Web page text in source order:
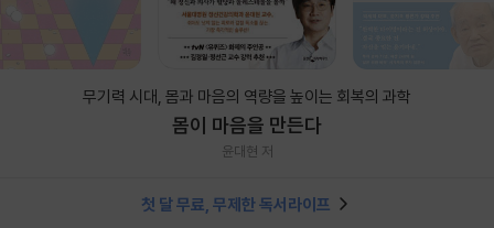
무기력 시대, 몸과 마음의 역량을 높이는 회복의 과학
몸이 마음을 만든다
윤대현 저
첫 달 무료, 무제한 독서라이프